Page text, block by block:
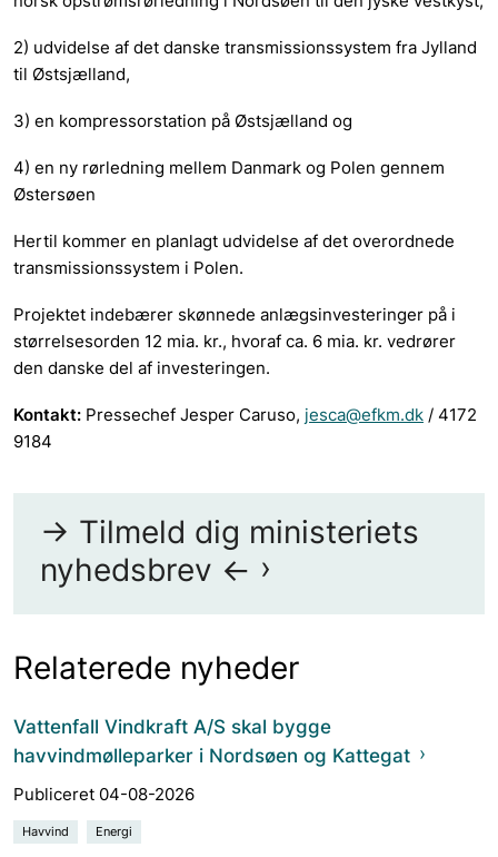
2) udvidelse af det danske transmissionssystem fra Jylland
til Østsjælland,
3) en kompressorstation på Østsjælland og
4) en ny rørledning mellem Danmark og Polen gennem
Østersøen
Hertil kommer en planlagt udvidelse af det overordnede
transmissionssystem i Polen.
Projektet indebærer skønnede anlægsinvesteringer på i
størrelsesorden 12 mia. kr., hvoraf ca. 6 mia. kr. vedrører
den danske del af investeringen.
Kontakt: Pressechef Jesper Caruso, jesca@efkm.dk / 4172
9184
-> Tilmeld dig ministeriets
nyhedsbrev <-
Relaterede nyheder
Vattenfall Vindkraft A/S skal bygge
havvindmølleparker i Nordsøen og Kattegat
Publiceret 04-08-2026
Havvind Energi